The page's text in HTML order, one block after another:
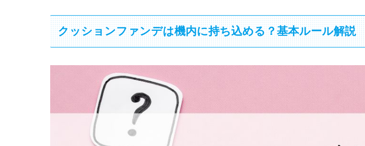
クッションファンデは機内に持ち込める？基本ルール解説